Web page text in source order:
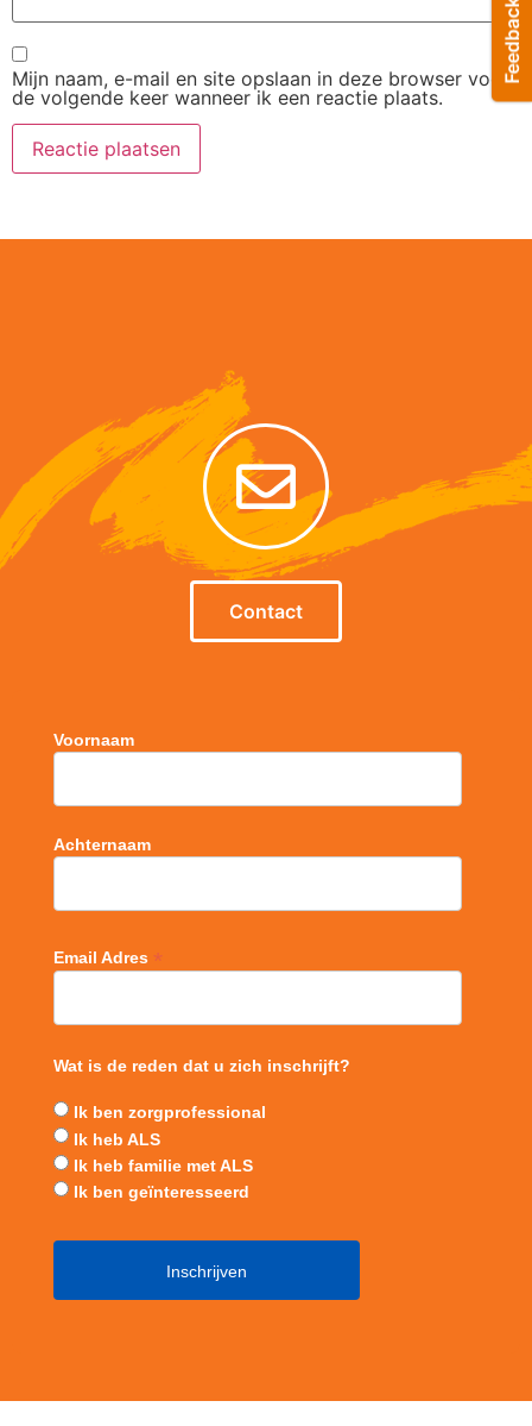
Mijn naam, e-mail en site opslaan in deze browser voor
de volgende keer wanneer ik een reactie plaats.
Contact
Voornaam
Achternaam
Email Adres *
Wat is de reden dat u zich inschrijft?
Ik ben zorgprofessional
Ik heb ALS
Ik heb familie met ALS
Ik ben geïnteresseerd